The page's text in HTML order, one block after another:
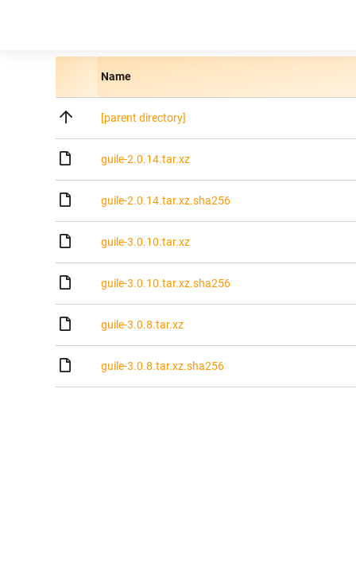
Name
[parent directory]
guile-2.0.14.tar.xz
guile-2.0.14.tar.xz.sha256
guile-3.0.10.tar.xz
guile-3.0.10.tar.xz.sha256
guile-3.0.8.tar.xz
guile-3.0.8.tar.xz.sha256